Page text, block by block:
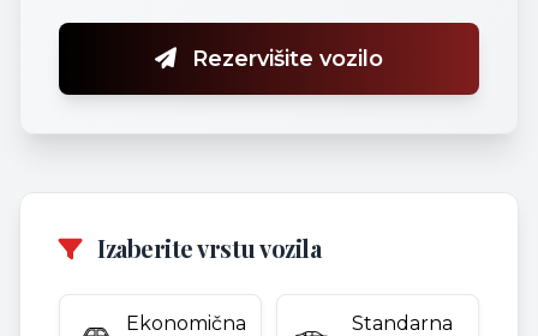
Rezervišite vozilo
Izaberite vrstu vozila
Ekonomična
Standarna